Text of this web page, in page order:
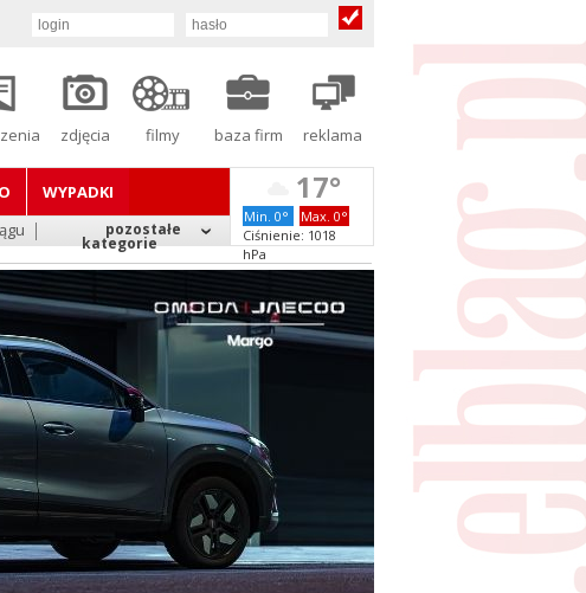
zdjęcia filmy baza firm reklama
WYPADKI
pozostałe
kategorie
17°
Min. 0°
Max. 0°
Ciśnienie: 1018
hPa